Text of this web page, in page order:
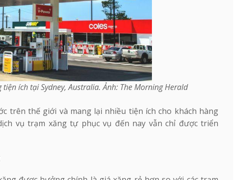
ích tại Sydney, Australia. Ảnh: The Morning Herald
trên thế giới và mang lại nhiều tiện ích cho khách hàng
vụ trạm xăng tự phục vụ đến nay vẫn chỉ được triển